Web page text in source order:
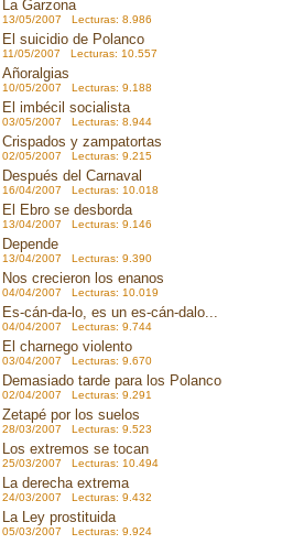
La Garzona
13/05/2007 Lecturas: 8.986
El suicidio de Polanco
11/05/2007 Lecturas: 10.557
Añoralgias
10/05/2007 Lecturas: 9.188
El imbécil socialista
03/05/2007 Lecturas: 8.944
Crispados y zampatortas
02/05/2007 Lecturas: 9.215
Después del Carnaval
16/04/2007 Lecturas: 10.018
El Ebro se desborda
13/04/2007 Lecturas: 9.146
Depende
13/04/2007 Lecturas: 9.390
Nos crecieron los enanos
04/04/2007 Lecturas: 10.019
Es-cán-da-lo, es un es-cán-dalo...
04/04/2007 Lecturas: 9.744
El charnego violento
03/04/2007 Lecturas: 9.670
Demasiado tarde para los Polanco
02/04/2007 Lecturas: 9.291
Zetapé por los suelos
28/03/2007 Lecturas: 9.523
Los extremos se tocan
25/03/2007 Lecturas: 10.494
La derecha extrema
24/03/2007 Lecturas: 9.432
La Ley prostituida
05/03/2007 Lecturas: 9.924